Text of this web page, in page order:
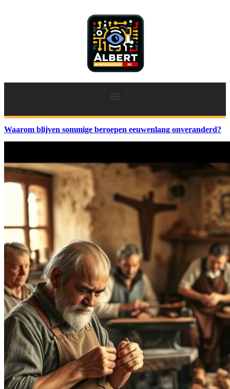
Waarom blijven sommige beroepen eeuwenlang onveranderd?